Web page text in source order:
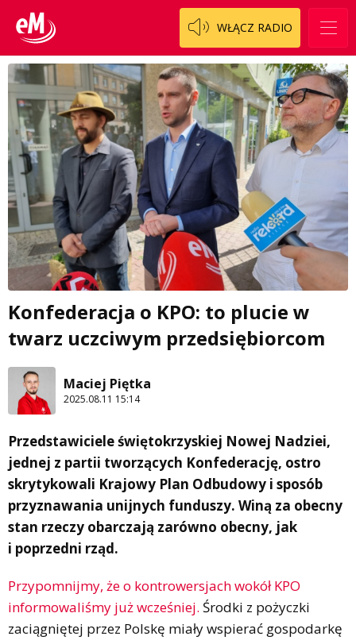
WŁĄCZ RADIO
Konfederacja o KPO: to plucie w
twarz uczciwym przedsiębiorcom
Maciej Piętka
2025.08.11 15:14
Przedstawiciele świętokrzyskiej Nowej Nadziei,
jednej z partii tworzących Konfederację, ostro
skrytykowali Krajowy Plan Odbudowy i sposób
przyznawania unijnych funduszy. Winą za obecny
stan rzeczy obarczają zarówno obecny, jak
i poprzedni rząd.
Przypomnijmy, że o kontrowersjach wokół KPO
informowaliśmy już wcześniej. Środki z pożyczki
zaciągniętej przez Polskę miały wspierać gospodarkę